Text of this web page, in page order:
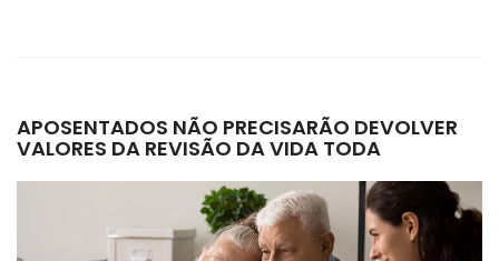
APOSENTADOS NÃO PRECISARÃO DEVOLVER
VALORES DA REVISÃO DA VIDA TODA